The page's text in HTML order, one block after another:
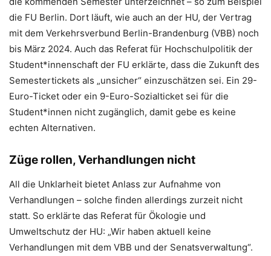
die FU Berlin. Dort läuft, wie auch an der HU, der Vertrag
mit dem Verkehrsverbund Berlin-Brandenburg (VBB) noch
bis März 2024. Auch das Referat für Hochschulpolitik der
Student*innenschaft der FU erklärte, dass die Zukunft des
Semestertickets als „unsicher“ einzuschätzen sei. Ein 29-
Euro-Ticket oder ein 9-Euro-Sozialticket sei für die
Student*innen nicht zugänglich, damit gebe es keine
echten Alternativen.
Züge rollen, Verhandlungen nicht
All die Unklarheit bietet Anlass zur Aufnahme von
Verhandlungen – solche finden allerdings zurzeit nicht
statt. So erklärte das Referat für Ökologie und
Umweltschutz der HU: „Wir haben aktuell keine
Verhandlungen mit dem VBB und der Senatsverwaltung“.